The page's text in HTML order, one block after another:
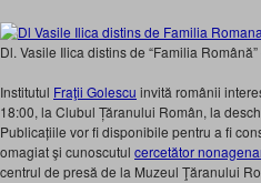
Dl. Vasile Ilica distins de “Familia
Institutul Fraţii Golescu invită românii
18:00, la Clubul Țăranului Român, la
Publicațiile vor fi disponibile pentru a fi
omagiat şi cunoscutul cercetător
centrul de presă de la Muzeul Ţăranului